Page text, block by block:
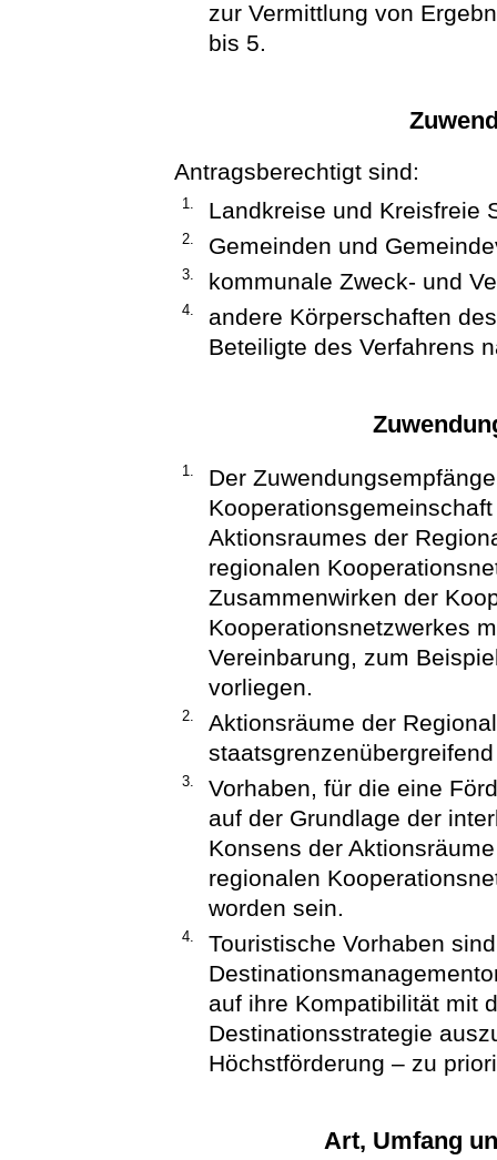
zur Vermittlung von
bis 5.
Antragsberechtigt sind:
1. Landkreise und Kreisfreie
2. Gemeinden und
3. kommunale Zweck- und
4.
andere Körperschaften
Beteiligte des Verfahrens
1.
Der
Aktionsraumes der
regionalen
Zusammenwirken der
Kooperationsnetzwerkes
Vereinbarung, zum
vorliegen.
2.
Aktionsräume der
3.
Vorhaben, für die eine
auf der Grundlage der
Konsens der
regionalen
worden sein.
4.
Touristische Vorhaben
auf ihre Kompatibilität mit
Destinationsstrategie
Höchstförderung – zu
Art, Umfang